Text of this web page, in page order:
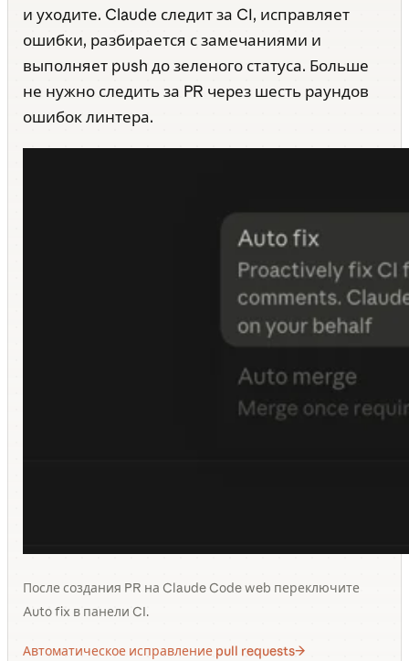
и уходите. Claude следит за CI, исправляет
ошибки, разбирается с замечаниями и
выполняет push до зеленого статуса. Больше
не нужно следить за PR через шесть раундов
ошибок линтера.
После создания PR на Claude Code web переключите
Auto fix в панели CI.
Автоматическое исправление pull requests